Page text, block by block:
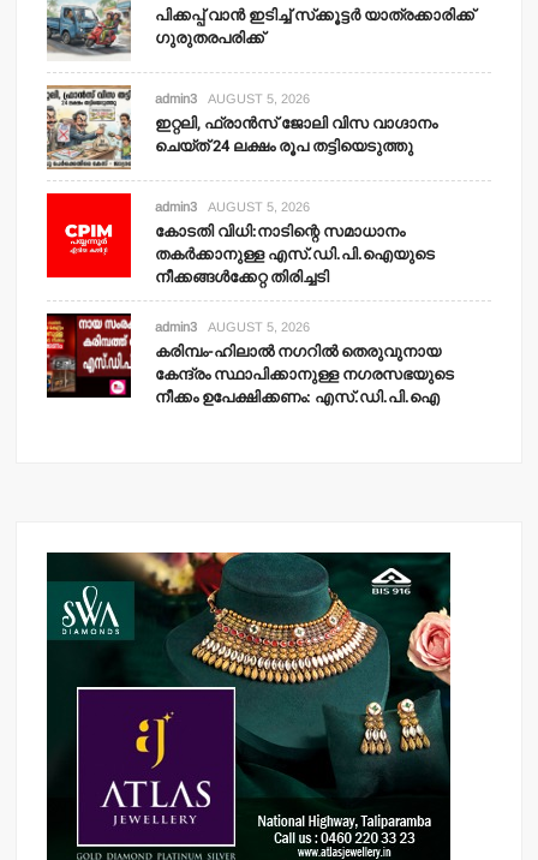
പിക്കപ്പ് വാന്‍ ഇടിച്ച് സ്‌ക്കൂട്ടര്‍ യാത്രക്കാരിക്ക്
ഗുരുതരപരിക്ക്
admin3 AUGUST 5, 2026
ഇറ്റലി, ഫ്രാന്‍സ് ജോലി വിസ വാഗ്ദാനം
ചെയ്ത് 24 ലക്ഷം രൂപ തട്ടിയെടുത്തു
admin3 AUGUST 5, 2026
കോടതി വിധി:നാടിന്റെ സമാധാനം
തകര്‍ക്കാനുള്ള എസ്.ഡി.പി.ഐയുടെ
നീക്കങ്ങള്‍ക്കേറ്റ തിരിച്ചടി
admin3 AUGUST 5, 2026
കരിമ്പം-ഹിലാല്‍ നഗറില്‍ തെരുവുനായ
കേന്ദ്രം സ്ഥാപിക്കാനുള്ള നഗരസഭയുടെ
നീക്കം ഉപേക്ഷിക്കണം: എസ്.ഡി.പി.ഐ